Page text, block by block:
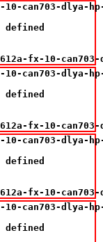
dlya-hp-lj-
defined
fx-10-
dlya-hp-lj-
defined
fx-10-
dlya-hp-lj-
defined
fx-10-
dlya-hp-lj-
defined